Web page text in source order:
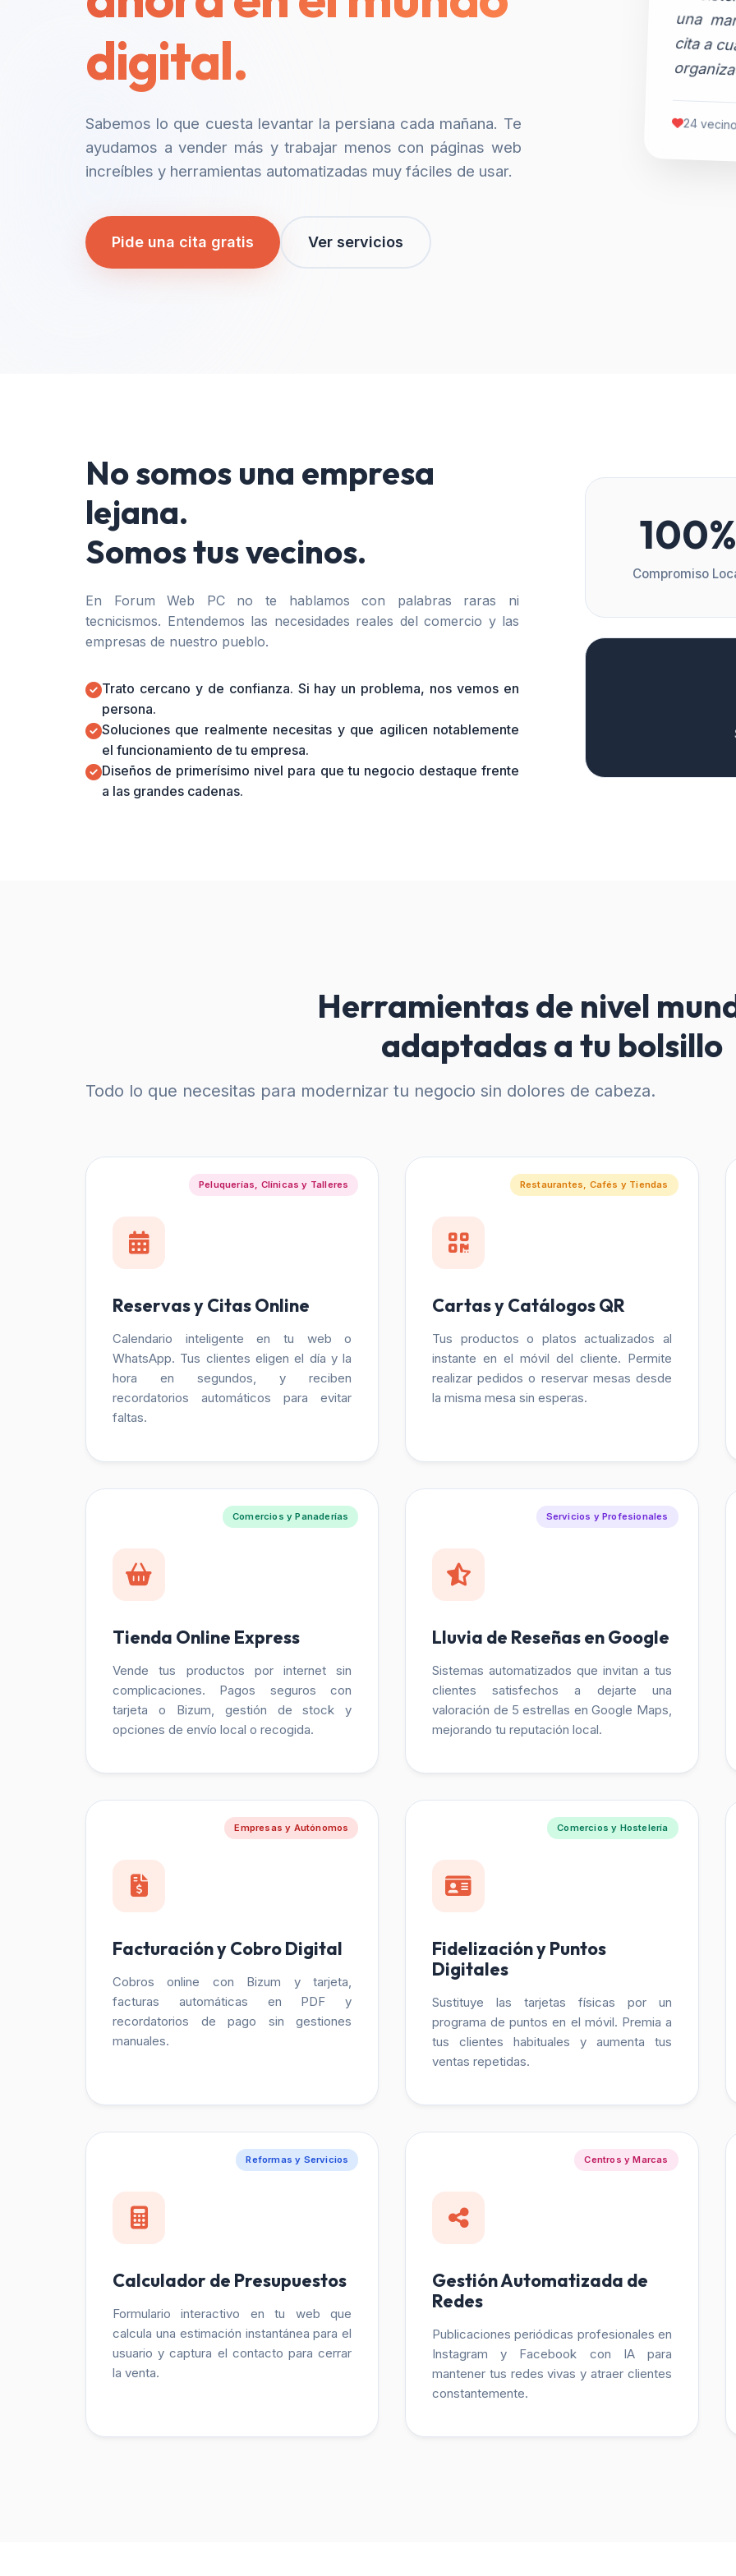
digital.
Sabemos lo que cuesta levantar la persiana cada mañana. Te
ayudamos a vender más y trabajar menos con páginas web
increíbles y herramientas automatizadas muy fáciles de usar.
Pide una cita gratis Ver servicios
24
No somos una empresa
lejana.
Somos tus vecinos.
En Forum Web PC no te hablamos con palabras raras ni
tecnicismos. Entendemos las necesidades reales del comercio y las
empresas de nuestro pueblo.
Trato cercano y de confianza. Si hay un problema, nos vemos en
persona.
Soluciones que realmente necesitas y que agilicen notablemente
el funcionamiento de tu empresa.
Diseños de primerísimo nivel para que tu negocio destaque frente
a las grandes cadenas.
100%
Compromiso
Herramientas de nivel
adaptadas a tu bolsillo
Todo lo que necesitas para modernizar tu negocio sin dolores de cabeza.
Peluquerías, Clínicas y Talleres
Reservas y Citas Online
Calendario inteligente en tu web o
WhatsApp. Tus clientes eligen el día y la
hora en segundos, y reciben
recordatorios automáticos para evitar
faltas.
Restaurantes, Cafés y Tiendas
Cartas y Catálogos QR
Tus productos o platos actualizados al
instante en el móvil del cliente. Permite
realizar pedidos o reservar mesas desde
la misma mesa sin esperas.
Comercios y Panaderías
Tienda Online Express
Vende tus productos por internet sin
complicaciones. Pagos seguros con
tarjeta o Bizum, gestión de stock y
opciones de envío local o recogida.
Servicios y Profesionales
Lluvia de Reseñas en Google
Sistemas automatizados que invitan a tus
clientes satisfechos a dejarte una
valoración de 5 estrellas en Google Maps,
mejorando tu reputación local.
Empresas y Autónomos
Facturación y Cobro Digital
Cobros online con Bizum y tarjeta,
facturas automáticas en PDF y
recordatorios de pago sin gestiones
manuales.
Comercios y Hostelería
Fidelización y Puntos
Digitales
Sustituye las tarjetas físicas por un
programa de puntos en el móvil. Premia a
tus clientes habituales y aumenta tus
ventas repetidas.
Reformas y Servicios
Calculador de Presupuestos
Formulario interactivo en tu web que
calcula una estimación instantánea para el
usuario y captura el contacto para cerrar
la venta.
Centros y Marcas
Gestión Automatizada de
Redes
Publicaciones periódicas profesionales en
Instagram y Facebook con IA para
mantener tus redes vivas y atraer clientes
constantemente.